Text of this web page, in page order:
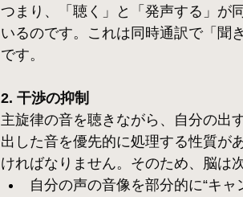
つまり、「聴く」と「発声する」が
いるのです。これは同時通訳で「聞
です。
2. 干渉の抑制
主旋律の音を聴きながら、自分の出
出した音を優先的に処理する性質が
ければなりません。そのため、脳は
自分の声の音像を部分的に“キャ